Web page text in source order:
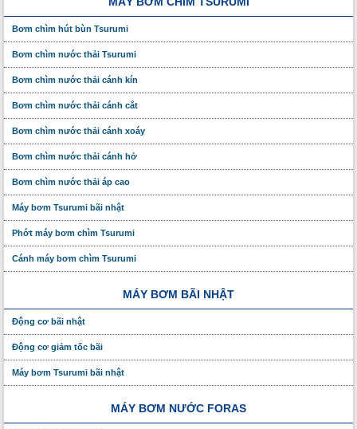
Bơm chìm hút bùn Tsurumi
Bơm chìm nước thải Tsurumi
Bơm chìm nước thải cánh kín
Bơm chìm nước thải cánh cắt
Bơm chìm nước thải cánh xoáy
Bơm chìm nước thải cánh hở
Bơm chìm nước thải áp cao
Máy bơm Tsurumi bãi nhật
Phớt máy bơm chìm Tsurumi
Cánh máy bơm chìm Tsurumi
MÁY BƠM BÃI NHẬT
Động cơ bãi nhật
Động cơ giảm tốc bãi
Máy bơm Tsurumi bãi nhật
MÁY BƠM NƯỚC FORAS